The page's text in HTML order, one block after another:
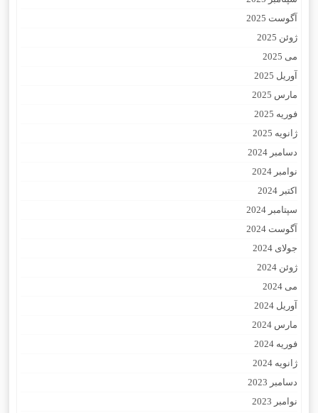
آگوست 2025
ژوئن 2025
می 2025
آوریل 2025
مارس 2025
فوریه 2025
ژانویه 2025
دسامبر 2024
نوامبر 2024
اکتبر 2024
سپتامبر 2024
آگوست 2024
جولای 2024
ژوئن 2024
می 2024
آوریل 2024
مارس 2024
فوریه 2024
ژانویه 2024
دسامبر 2023
نوامبر 2023